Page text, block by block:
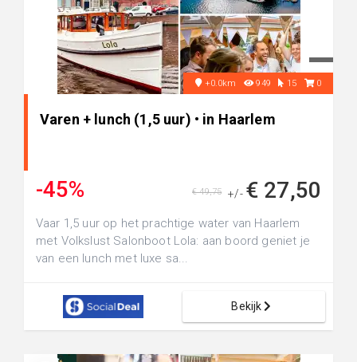
+0.0km 949 15 0
Varen + lunch (1,5 uur) • in Haarlem
-45% +/- € 27,50
€ 49,75
Vaar 1,5 uur op het prachtige water van Haarlem
met Volkslust Salonboot Lola: aan boord geniet je
van een lunch met luxe sa...
Bekijk